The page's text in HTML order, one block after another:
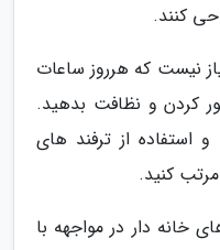
کنند.
نیست که هرروز ساعات
کردن و نظافت بدهید.
استفاده از ترفند های
کنید.
خانه دار در مواجهه با